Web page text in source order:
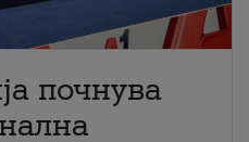
почнува